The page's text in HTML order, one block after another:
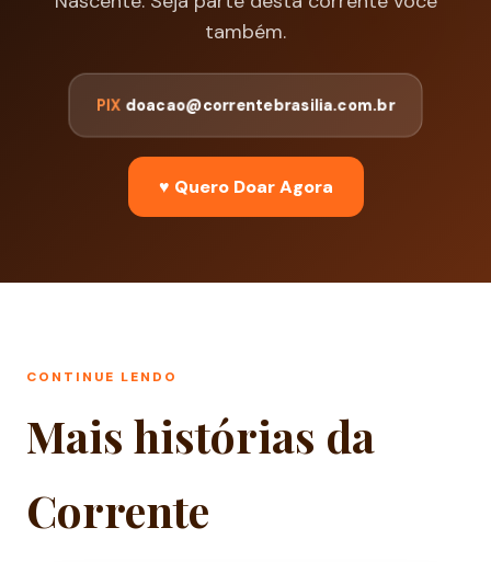
também.
PIX doacao@correntebrasilia.com.br
♥ Quero Doar Agora
CONTINUE LENDO
Mais histórias da
Corrente